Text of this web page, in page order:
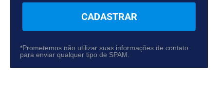
CADASTRAR
*Prometemos não utilizar suas informações de contato
para enviar qualquer tipo de SPAM.